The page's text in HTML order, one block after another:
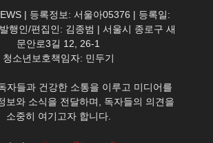
| 등록정보: 서울아05376 | 등록일:
행인/편집인: 김종범 | 서울시 종로구 새
문안로3길 12, 26-1
청소년보호책임자: 민두기
자들과 건강한 소통을 이루고 미디어를
보와 소식을 전달하며, 독자들의 의견을
소중히 여기고자 합니다.